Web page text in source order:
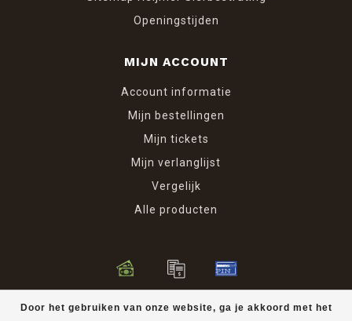
Door het gebruiken van onze website, ga je akkoord met het
Openingstijden
MIJN ACCOUNT
Account informatie
Mijn bestellingen
Mijn tickets
Mijn verlanglijst
Vergelijk
Alle producten
© Copyright 2026 Reijmer Sierbestrating